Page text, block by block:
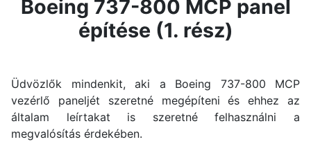
Boeing 737-800 MCP panel
építése (1. rész)
Üdvözlők mindenkit, aki a Boeing 737-800 MCP
vezérlő paneljét szeretné megépíteni és ehhez az
általam leírtakat is szeretné felhasználni a
megvalósítás érdekében.